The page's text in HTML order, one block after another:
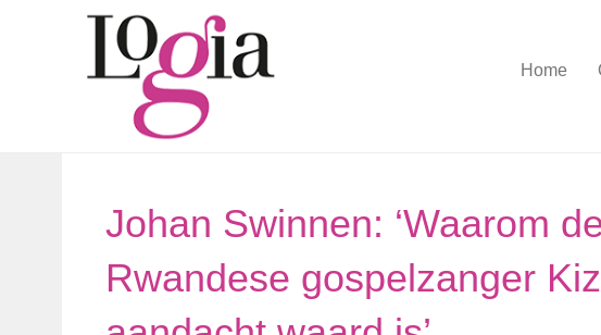
Home
Johan Swinnen: ‘Waarom
Rwandese gospelzanger